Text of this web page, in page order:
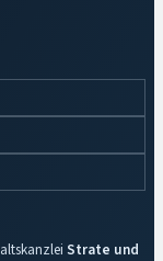
Strate und